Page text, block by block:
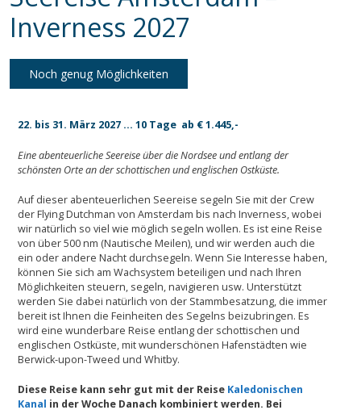
Inverness 2027
Noch genug Möglichkeiten
22. bis 31. März 2027 … 10 Tage ab € 1.445,-
Eine abenteuerliche Seereise über die Nordsee und entlang der
schönsten Orte an der schottischen und englischen Ostküste.
Auf dieser abenteuerlichen Seereise segeln Sie mit der Crew
der Flying Dutchman von Amsterdam bis nach Inverness, wobei
wir natürlich so viel wie möglich segeln wollen. Es ist eine Reise
von über 500 nm (Nautische Meilen), und wir werden auch die
ein oder andere Nacht durchsegeln. Wenn Sie Interesse haben,
können Sie sich am Wachsystem beteiligen und nach Ihren
Möglichkeiten steuern, segeln, navigieren usw. Unterstützt
werden Sie dabei natürlich von der Stammbesatzung, die immer
bereit ist Ihnen die Feinheiten des Segelns beizubringen. Es
wird eine wunderbare Reise entlang der schottischen und
englischen Ostküste, mit wunderschönen Hafenstädten wie
Berwick-upon-Tweed und Whitby.
Diese Reise kann sehr gut mit der Reise Kaledonischen
Kanal in der Woche Danach kombiniert werden. Bei